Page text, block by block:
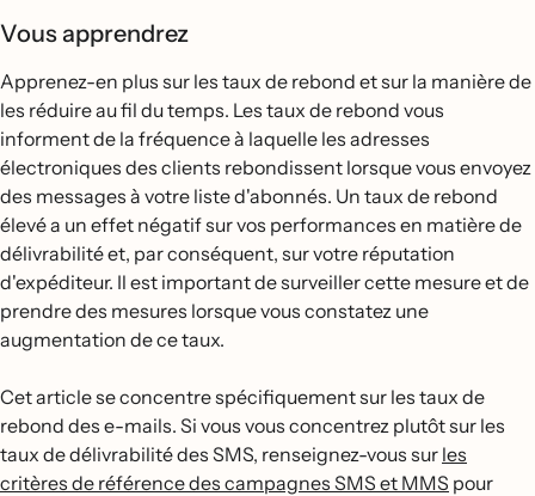
Vous apprendrez
Apprenez-en plus sur les taux de rebond et sur la manière de
les réduire au fil du temps. Les taux de rebond vous
informent de la fréquence à laquelle les adresses
électroniques des clients rebondissent lorsque vous envoyez
des messages à votre liste d'abonnés. Un taux de rebond
élevé a un effet négatif sur vos performances en matière de
délivrabilité et, par conséquent, sur votre réputation
d'expéditeur. Il est important de surveiller cette mesure et de
prendre des mesures lorsque vous constatez une
augmentation de ce taux.
Cet article se concentre spécifiquement sur les taux de
rebond des e-mails. Si vous vous concentrez plutôt sur les
taux de délivrabilité des SMS, renseignez-vous sur les
critères de référence des campagnes SMS et MMS pour